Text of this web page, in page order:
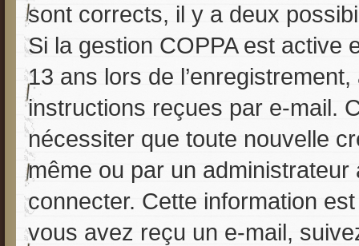
sont corrects, il y a deux
Si la gestion COPPA est active
13 ans lors de
instructions reçues par e-mail.
nécessiter que toute nouvelle
même ou par un
connecter. Cette information
vous avez reçu un e-mail,